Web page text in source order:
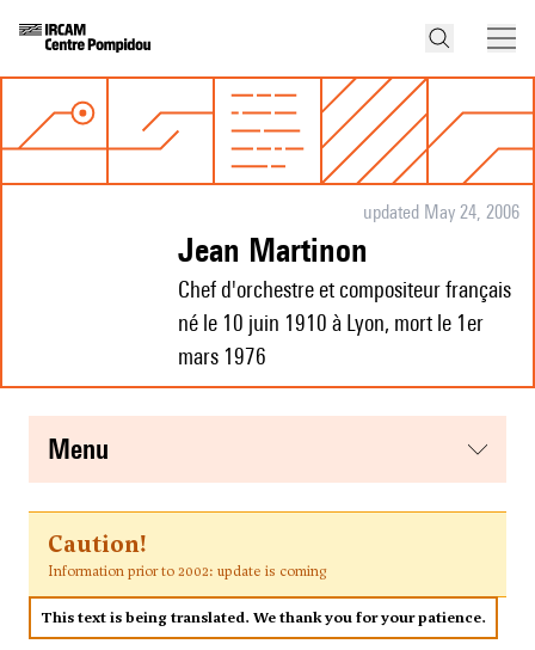
updated May 24, 2006
Jean Martinon
Chef d'orchestre et compositeur français
né le 10 juin 1910 à Lyon, mort le 1er
mars 1976
menu
Caution!
Information prior to 2002: update is coming
This text is being translated. We thank you for your patience.